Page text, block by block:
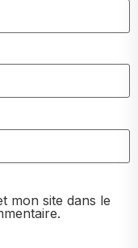
mon site dans le